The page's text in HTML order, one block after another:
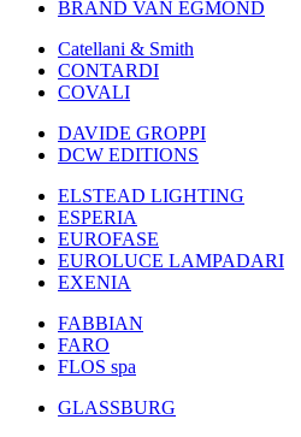
BRAND VAN EGMOND
Catellani & Smith
CONTARDI
COVALI
DAVIDE GROPPI
DCW EDITIONS
ELSTEAD LIGHTING
ESPERIA
EUROFASE
EUROLUCE LAMPADARI
EXENIA
FABBIAN
FARO
FLOS spa
GLASSBURG